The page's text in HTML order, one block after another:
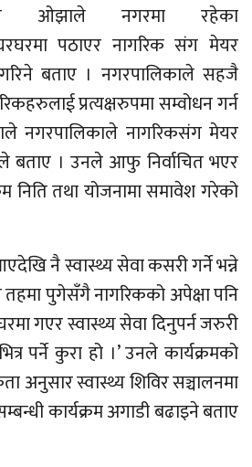
ओझाले नगरमा रहेका
पठाएर नागरिक संग मेयर
बताए । नगरपालिकाले सहजै
प्रत्यक्षरुपमा सम्वोधन गर्न
नगरपालिकाले नागरिकसंग मेयर
बताए । उनले आफु निर्वाचित भएर
निति तथा योजनामा समावेश गरेको
नै स्वास्थ्य सेवा कसरी गर्ने भन्ने
पुगेसँगै नागरिकको अपेक्षा पनि
गएर स्वास्थ्य सेवा दिनुपर्न जरुरी
पर्ने कुरा हो ।’ उनले कार्यक्रमको
अनुसार स्वास्थ्य शिविर सञ्चालनमा
कार्यक्रम अगाडी बढाइने बताए